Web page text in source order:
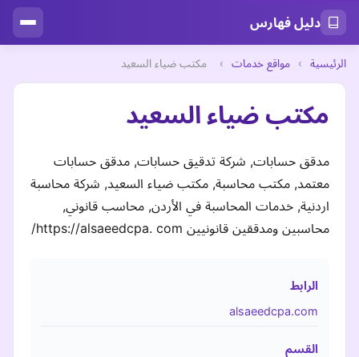
دليل فهارس
الرئيسية › مواقع خدمات › مكتب ضياء السعيد
مكتب ضياء السعيد
مدقق حسابات, شركة تدقيق حسابات, مدقق حسابات
معتمد, مكتب محاسبة, مكتب ضياء السعيد, شركة محاسبة
اردنية, خدمات المحاسبة في الأردن, محاسب قانوني,
محاسبين ومدققين قانونيين https://alsaeedcpa. com/
الرابط
alsaeedcpa.com
القسم